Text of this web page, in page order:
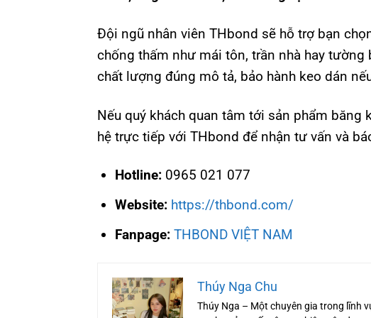
Đội ngũ nhân viên THbond sẽ hỗ trợ bạn
chống thấm như mái tôn, trần nhà hay
chất lượng đúng mô tả, bảo hành keo dán
Nếu quý khách quan tâm tới sản phẩm băng
hệ trực tiếp với THbond để nhận tư vấn và
Hotline:0965 021 077
Website: https://thbond.com/
Fanpage: THBOND VIỆT NAM
Thúy Nga Chu
Thúy Nga – Một chuyên gia trong lĩnh